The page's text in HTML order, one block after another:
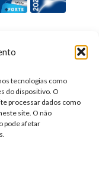
tecnologias como
do dispositivo. O
processar dados como
site. O não
pode afetar
Premiações e honrarias: